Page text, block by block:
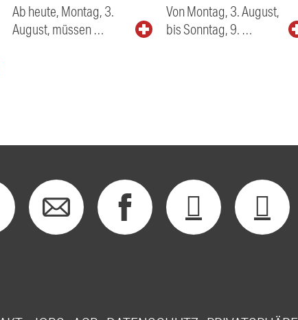
Ab heute, Montag, 3.
August, müssen …
Von Montag, 3. August,
bis Sonntag, 9. …